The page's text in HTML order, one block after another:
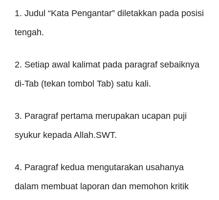
1. Judul “Kata Pengantar” diletakkan pada posisi
tengah.
2. Setiap awal kalimat pada paragraf sebaiknya
di-Tab (tekan tombol Tab) satu kali.
3. Paragraf pertama merupakan ucapan puji
syukur kepada Allah.SWT.
4. Paragraf kedua mengutarakan usahanya
dalam membuat laporan dan memohon kritik